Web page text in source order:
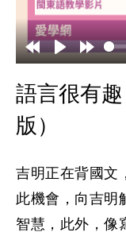
語言很有
版）
吉明正在背國文
此機會，向吉明
智慧，此外，像